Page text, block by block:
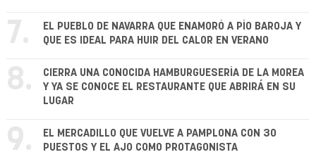
7.
EL PUEBLO DE NAVARRA QUE ENAMORÓ A PÍO BAROJA Y
QUE ES IDEAL PARA HUIR DEL CALOR EN VERANO
8.
CIERRA UNA CONOCIDA HAMBURGUESERÍA DE LA MOREA
Y YA SE CONOCE EL RESTAURANTE QUE ABRIRÁ EN SU
LUGAR
9.
EL MERCADILLO QUE VUELVE A PAMPLONA CON 30
PUESTOS Y EL AJO COMO PROTAGONISTA